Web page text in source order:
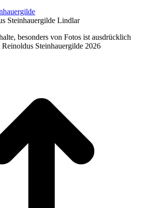
Steinhauergilde Lindlar
besonders von Fotos ist ausdrücklich
Steinhauergilde 2026